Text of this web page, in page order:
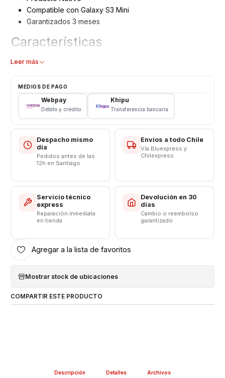
Compatible con Galaxy S3 Mini
Garantizados 3 meses
Características
Tapa Trasera Samsung
Somos VENTAS ELECTRONICAS
Leer más
MEDIOS DE PAGO
Webpay
Débito y crédito
Khipu
Transferencia bancaria
Despacho mismo
día
Pedidos antes de las
12h en Santiago
Envíos a todo Chile
Vía Bluexpress y
Chilexpress
Servicio técnico
express
Reparación inmediata
en tienda
Devolución en 30
días
Cambio o reembolso
garantizado
Agregar a la lista de favoritos
Mostrar stock de ubicaciones
COMPARTIR ESTE PRODUCTO
Descripción Detalles Archivos